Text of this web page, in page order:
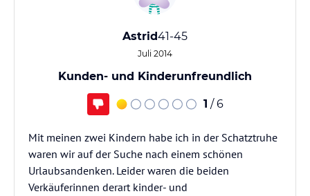
Astrid41-45
Juli 2014
Kunden- und Kinderunfreundlich
1 / 6
Mit meinen zwei Kindern habe ich in der Schatztruhe
waren wir auf der Suche nach einem schönen
Urlaubsandenken. Leider waren die beiden
Verkäuferinnen derart kinder- und